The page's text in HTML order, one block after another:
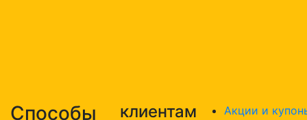
Способы
клиентам
Акции и